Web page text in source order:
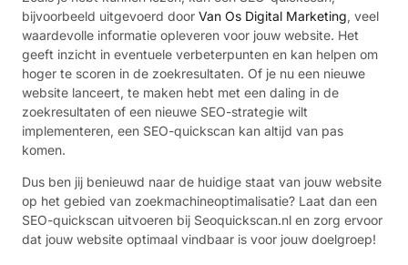
bijvoorbeeld uitgevoerd door Van Os Digital Marketing, veel
waardevolle informatie opleveren voor jouw website. Het
geeft inzicht in eventuele verbeterpunten en kan helpen om
hoger te scoren in de zoekresultaten. Of je nu een nieuwe
website lanceert, te maken hebt met een daling in de
zoekresultaten of een nieuwe SEO-strategie wilt
implementeren, een SEO-quickscan kan altijd van pas
komen.
Dus ben jij benieuwd naar de huidige staat van jouw website
op het gebied van zoekmachineoptimalisatie? Laat dan een
SEO-quickscan uitvoeren bij Seoquickscan.nl en zorg ervoor
dat jouw website optimaal vindbaar is voor jouw doelgroep!